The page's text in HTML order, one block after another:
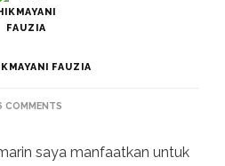
FAUZIA
COMMENTSON
NA
saya manfaatkan untuk